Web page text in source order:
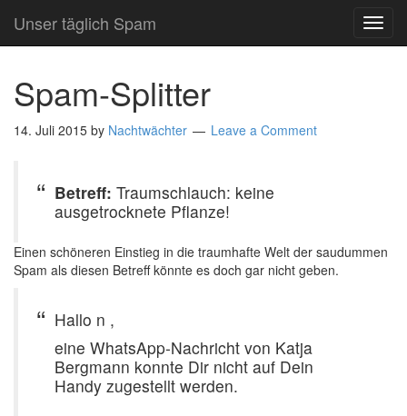
Unser täglich Spam
Spam-Splitter
14. Juli 2015 by Nachtwächter Leave a Comment
Betreff: Traumschlauch: keine
ausgetrocknete Pflanze!
Einen schöneren Einstieg in die traumhafte Welt der saudummen
Spam als diesen Betreff könnte es doch gar nicht geben.
Hallo n ,
eine WhatsApp-Nachricht von Katja
Bergmann konnte Dir nicht auf Dein
Handy zugestellt werden.